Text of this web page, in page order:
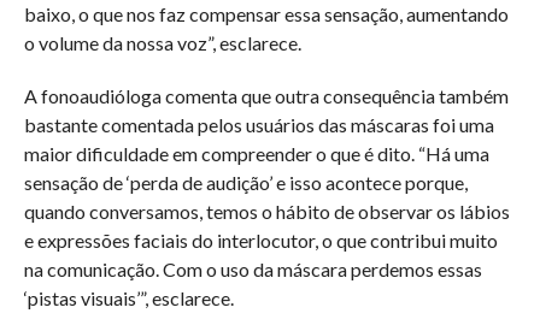
baixo, o que nos faz compensar essa sensação, aumentando
o volume da nossa voz”, esclarece.
A fonoaudióloga comenta que outra consequência também
bastante comentada pelos usuários das máscaras foi uma
maior dificuldade em compreender o que é dito. “Há uma
sensação de ‘perda de audição’ e isso acontece porque,
quando conversamos, temos o hábito de observar os lábios
e expressões faciais do interlocutor, o que contribui muito
na comunicação. Com o uso da máscara perdemos essas
‘pistas visuais’”, esclarece.